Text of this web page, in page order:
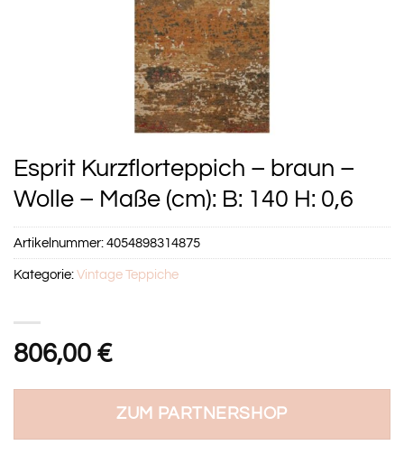
Esprit Kurzflorteppich – braun –
Wolle – Maße (cm): B: 140 H: 0,6
806,00 €
ZUM PARTNERSHOP
Artikelnummer:4054898314875
Kategorie:Vintage Teppiche